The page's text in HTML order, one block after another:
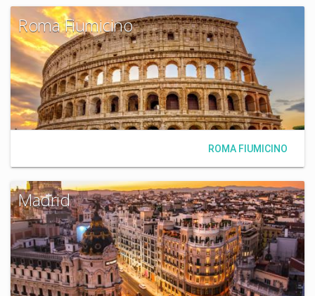
Roma Fiumicino
ROMA FIUMICINO
Madrid